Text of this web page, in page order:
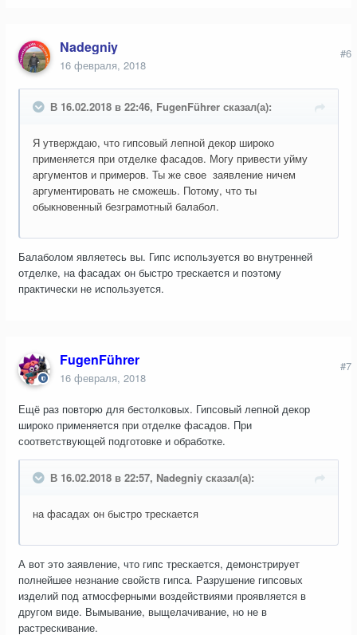
Nadegniy
16 февраля, 2018
#6
В 16.02.2018 в 22:46, FugenFührer сказал(а):
Я утверждаю, что гипсовый лепной декор широко
применяется при отделке фасадов. Могу привести уйму
аргументов и примеров. Ты же свое заявление ничем
аргументировать не сможешь. Потому, что ты
обыкновенный безграмотный балабол.
Балаболом являетесь вы. Гипс используется во внутренней
отделке, на фасадах он быстро трескается и поэтому
практически не используется.
FugenFührer
16 февраля, 2018
#7
Ещё раз повторю для бестолковых. Гипсовый лепной декор
широко применяется при отделке фасадов. При
соответствующей подготовке и обработке.
В 16.02.2018 в 22:57, Nadegniy сказал(а):
на фасадах он быстро трескается
А вот это заявление, что гипс трескается, демонстрирует
полнейшее незнание свойств гипса. Разрушение гипсовых
изделий под атмосферными воздействиями проявляется в
другом виде. Вымывание, выщелачивание, но не в
растрескивание.